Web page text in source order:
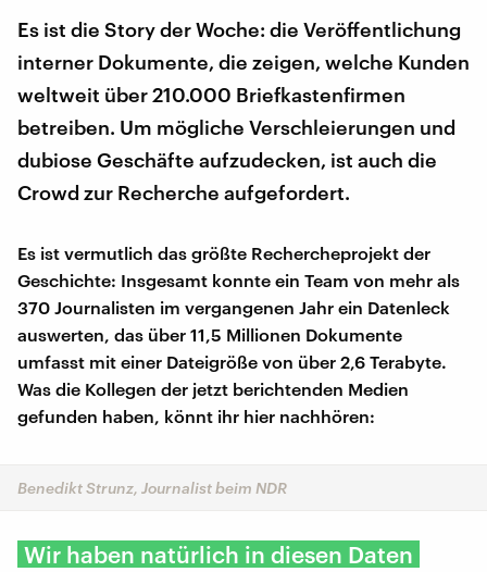
Es ist die Story der Woche: die Veröffentlichung
interner Dokumente, die zeigen, welche Kunden
weltweit über 210.000 Briefkastenfirmen
betreiben. Um mögliche Verschleierungen und
dubiose Geschäfte aufzudecken, ist auch die
Crowd zur Recherche aufgefordert.
Es ist vermutlich das größte Rechercheprojekt der
Geschichte: Insgesamt konnte ein Team von mehr als
370 Journalisten im vergangenen Jahr ein Datenleck
auswerten, das über 11,5 Millionen Dokumente
umfasst mit einer Dateigröße von über 2,6 Terabyte.
Was die Kollegen der jetzt berichtenden Medien
gefunden haben, könnt ihr hier nachhören:
Benedikt Strunz, Journalist beim NDR
Wir haben natürlich in diesen Daten